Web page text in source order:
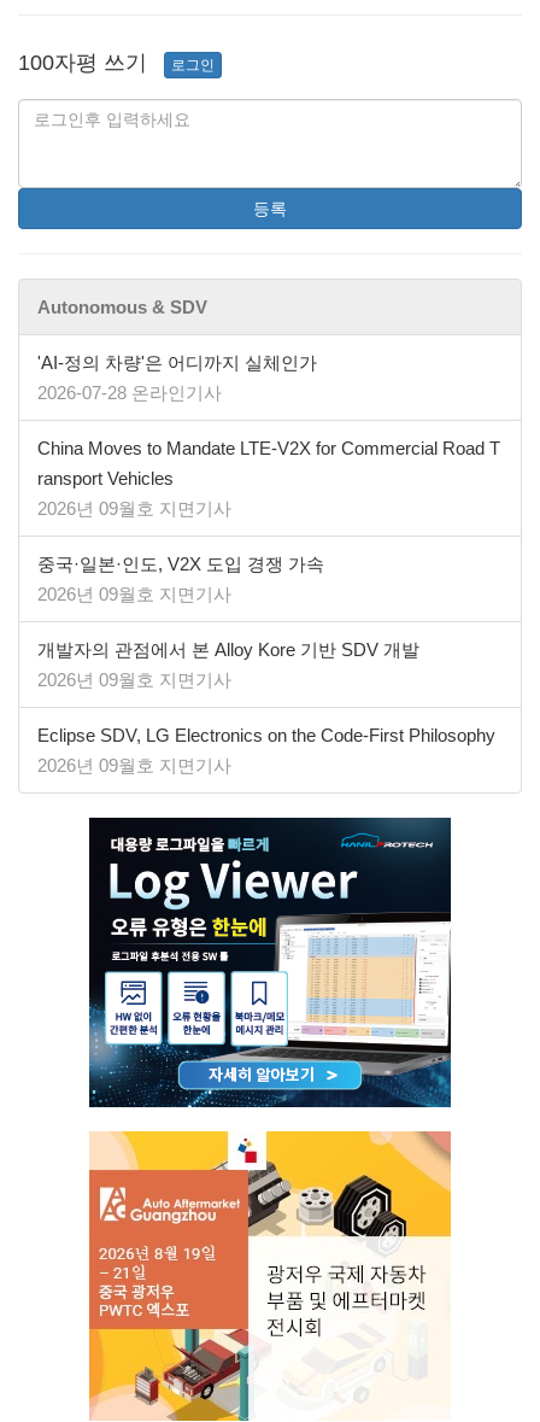
100자평 쓰기 로그인
등록
Autonomous & SDV
'AI-정의 차량'은 어디까지 실체인가
2026-07-28 온라인기사
China Moves to Mandate LTE-V2X for Commercial Road T
ransport Vehicles
2026년 09월호 지면기사
중국·일본·인도, V2X 도입 경쟁 가속
2026년 09월호 지면기사
개발자의 관점에서 본 Alloy Kore 기반 SDV 개발
2026년 09월호 지면기사
​​​​​​​Eclipse SDV, LG Electronics on the Code-First Philosophy
2026년 09월호 지면기사